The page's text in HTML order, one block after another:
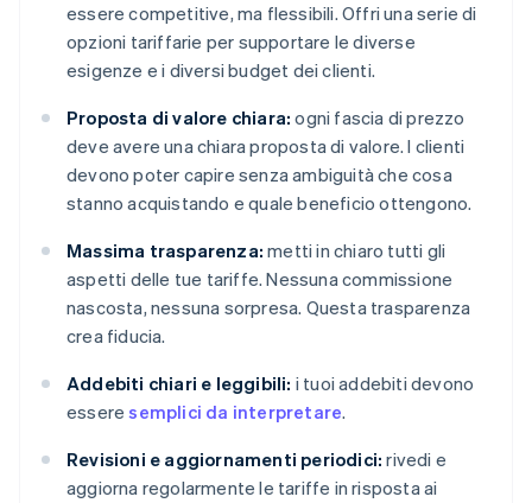
essere competitive, ma flessibili. Offri una serie di
opzioni tariffarie per supportare le diverse
esigenze e i diversi budget dei clienti.
Proposta di valore chiara: ogni fascia di prezzo
deve avere una chiara proposta di valore. I clienti
devono poter capire senza ambiguità che cosa
stanno acquistando e quale beneficio ottengono.
Massima trasparenza: metti in chiaro tutti gli
aspetti delle tue tariffe. Nessuna commissione
nascosta, nessuna sorpresa. Questa trasparenza
crea fiducia.
Addebiti chiari e leggibili: i tuoi addebiti devono
esseresemplici da interpretare.
Revisioni e aggiornamenti periodici: rivedi e
aggiorna regolarmente le tariffe in risposta ai